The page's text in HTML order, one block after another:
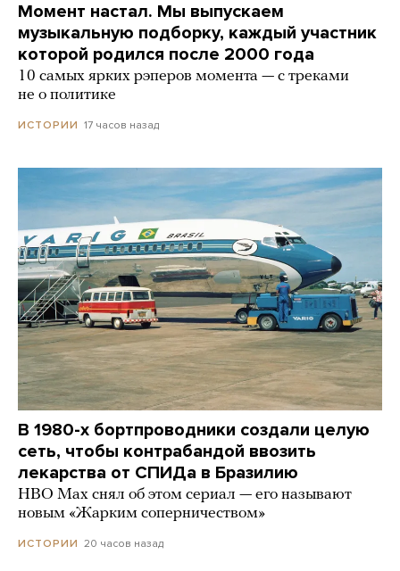
Момент настал. Мы выпускаем
музыкальную подборку, каждый участник
которой родился после 2000 года
10 самых ярких рэперов момента — с треками
не о политике
ИСТОРИИ 17 часов назад
В 1980-х бортпроводники создали целую
сеть, чтобы контрабандой ввозить
лекарства от СПИДа в Бразилию
HBO Max снял об этом сериал — его называют
новым «Жарким соперничеством»
ИСТОРИИ 20 часов назад